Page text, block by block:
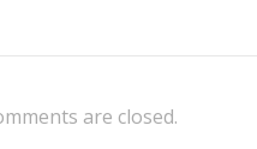
are closed.